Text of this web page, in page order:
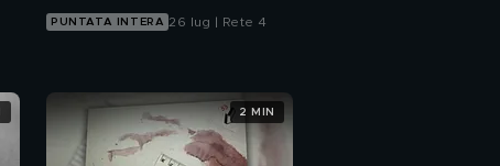
PUNTATA INTERA 26 lug | Rete 4
2 MIN